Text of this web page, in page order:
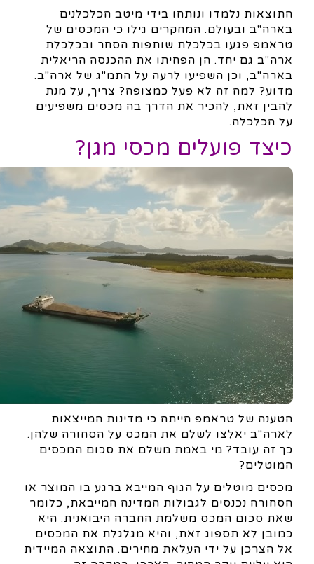
התוצאות נלמדו ונותחו בידי מיטב הכלכלנים
בארה"ב ובעולם. המחקרים גילו כי המכסים של
טראמפ פגעו בכלכלת שותפות הסחר ובכלכלת
ארה"ב גם יחד. הן הפחיתו את ההכנסה הריאלית
בארה"ב, וכן השפיעו לרעה על התמ"ג של ארה"ב.
מדוע? למה זה לא פעל כמצופה? צריך, על מנת
להבין זאת, להכיר את הדרך בה מכסים משפיעים
על הכלכלה.
כיצד פועלים מכסי מגן?
הטענה של טראמפ הייתה כי מדינות המייצאות
לארה"ב יאלצו לשלם את המכס על הסחורה שלהן.
כך זה עובד? מי באמת משלם את סכום המכסים
המוטלים?
מכסים מוטלים על הגוף המייבא ברגע בו המוצר או
הסחורה נכנסים לגבולות המדינה המייבאת, כלומר
שאת סכום המכס משלמת החברה היבואנית. היא
כמובן לא תספוג זאת, והיא מגלגלת את המכסים
אל הצרכן על ידי העלאת מחירים. התוצאה המיידית